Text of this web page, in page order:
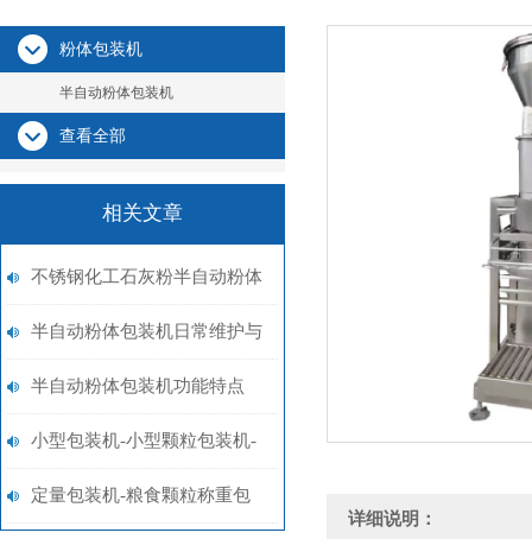
粉体包装机
半自动粉体包装机
查看全部
相关文章
不锈钢化工石灰粉半自动粉体
包装机品牌
半自动粉体包装机日常维护与
检查
半自动粉体包装机功能特点
小型包装机-小型颗粒包装机-
小型粉末包装机|图片|价格
定量包装机-粮食颗粒称重包
详细说明：